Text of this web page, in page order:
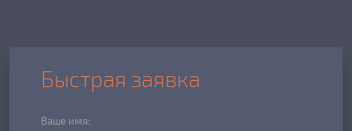
Быстрая заявка
Ваше имя: